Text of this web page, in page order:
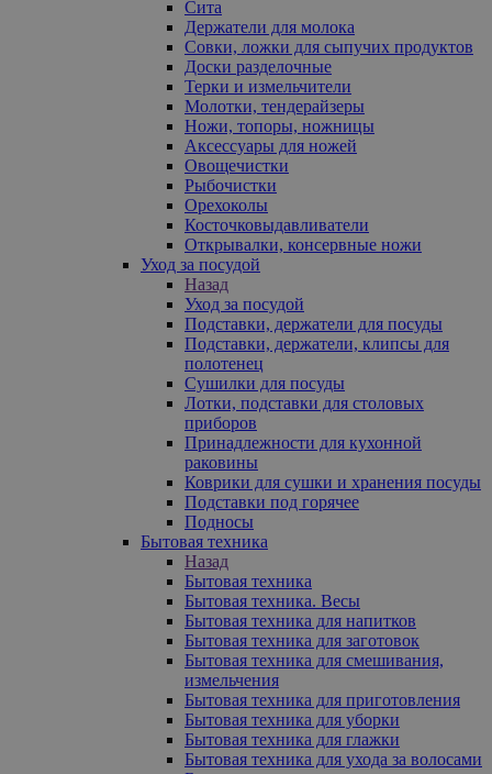
Сита
Держатели для молока
Совки, ложки для сыпучих продуктов
Доски разделочные
Терки и измельчители
Молотки, тендерайзеры
Ножи, топоры, ножницы
Аксессуары для ножей
Овощечистки
Рыбочистки
Орехоколы
Косточковыдавливатели
Открывалки, консервные ножи
Уход за посудой
Назад
Уход за посудой
Подставки, держатели для посуды
Подставки, держатели, клипсы для
полотенец
Сушилки для посуды
Лотки, подставки для столовых
приборов
Принадлежности для кухонной
раковины
Коврики для сушки и хранения посуды
Подставки под горячее
Подносы
Бытовая техника
Назад
Бытовая техника
Бытовая техника. Весы
Бытовая техника для напитков
Бытовая техника для заготовок
Бытовая техника для смешивания,
измельчения
Бытовая техника для приготовления
Бытовая техника для уборки
Бытовая техника для глажки
Бытовая техника для ухода за волосами